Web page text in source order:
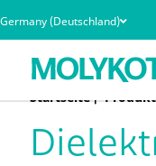
Germany (Deutschland)
Startseite